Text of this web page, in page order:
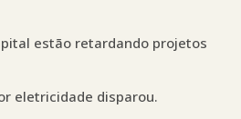
estão retardando projetos
eletricidade disparou.